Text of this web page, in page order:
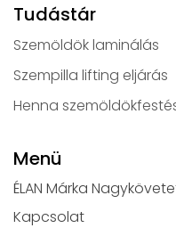
Tudástár
Szemöldök laminálás
Szempilla lifting eljárás
Henna
Menü
ÉLAN Márka
Kapcsolat